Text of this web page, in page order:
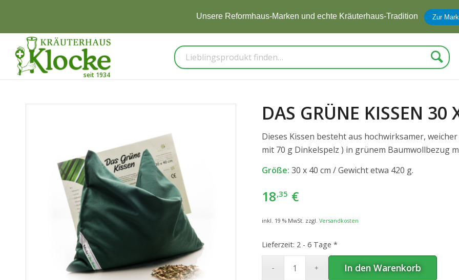
Unsere Reformhaus-Marken und echte Kräuterhaus-Tradition Zur
Suche
DAS GRÜNE KISSEN 30
Dieses Kissen besteht aus hochwirksamer,
mit 70 g Dinkelspelz ) in grünem Baumwollbezug
Größe: 30 x 40 cm / Gewicht etwa 420 g.
18,35 €
inkl. 19 % MwSt. zzgl. Versandkosten
Lieferzeit: 2 - 6 Tage *
In den Warenkorb